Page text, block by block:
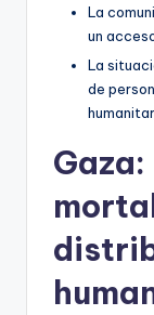
La
un
La
de